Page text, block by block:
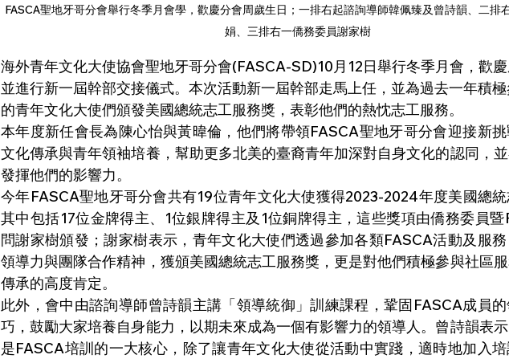
FASCA聖地牙哥分會舉行冬季月會學，歡慶分會周歲生日；一排右起諮詢導師韓佩臻及曾詩韻、二排
娟、三排右一僑務委員謝家樹
海外青年文化大使協會聖地牙哥分會(FASCA-SD)10月12日舉行冬季月會，歡慶
並進行新一屆幹部交接儀式。本次活動新一屆幹部走馬上任，並為過去一年積
的青年文化大使們頒發美國總統志工服務獎，表彰他們的熱忱志工服務。
本年度新任會長為陳心怡與黃暐倫，他們將帶領FASCA聖地牙哥分會迎接新
文化傳承與青年領袖培養，幫助更多北美的臺裔青年加深對自身文化的認同，
發揮他們的影響力。
今年FASCA聖地牙哥分會共有19位青年文化大使獲得2023-2024年度美國總統
其中包括17位金牌得主、1位銀牌得主及1位銅牌得主，這些獎項由僑務委員
問謝家樹頒發；謝家樹表示，青年文化大使們透過參加各類FASCA活動及服
領導力與團隊合作精神，獲頒美國總統志工服務獎，更是對他們積極參與社區
傳承的高度肯定。
此外，會中由諮詢導師曾詩韻主講「領導統御」訓練課程，鞏固FASCA成員
巧，鼓勵大家培養自身能力，以期未來成為一個有影響力的領導人。曾詩韻表
是FASCA培訓的一大核心，除了讓青年文化大使從活動中實踐，適時地加入